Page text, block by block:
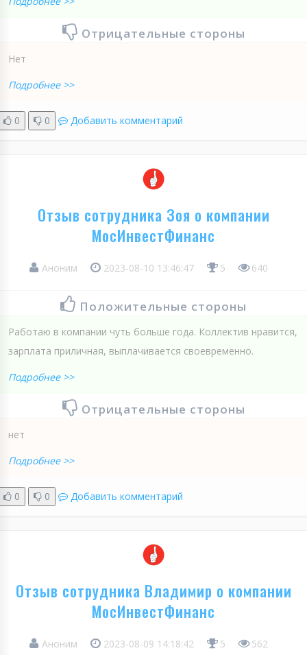
Отрицательные стороны
Нет
Подробнее >>
0 0 Добавить комментарий
Отзыв сотрудника Зоя о компании
МосИнвестФинанс
Аноним 2023-08-10 13:46:47 5 640
Положительные стороны
Работаю в компании чуть больше года. Коллектив нравится,
зарплата приличная, выплачивается своевременно.
Подробнее >>
Отрицательные стороны
нет
Подробнее >>
0 0 Добавить комментарий
Отзыв сотрудника Владимир о компании
МосИнвестФинанс
Аноним 2023-08-09 14:18:42 5 562